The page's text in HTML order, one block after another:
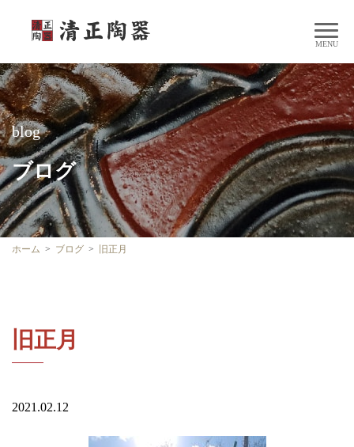
blog
ブログ
ホーム ブログ 旧正月
旧正月
2021.02.12